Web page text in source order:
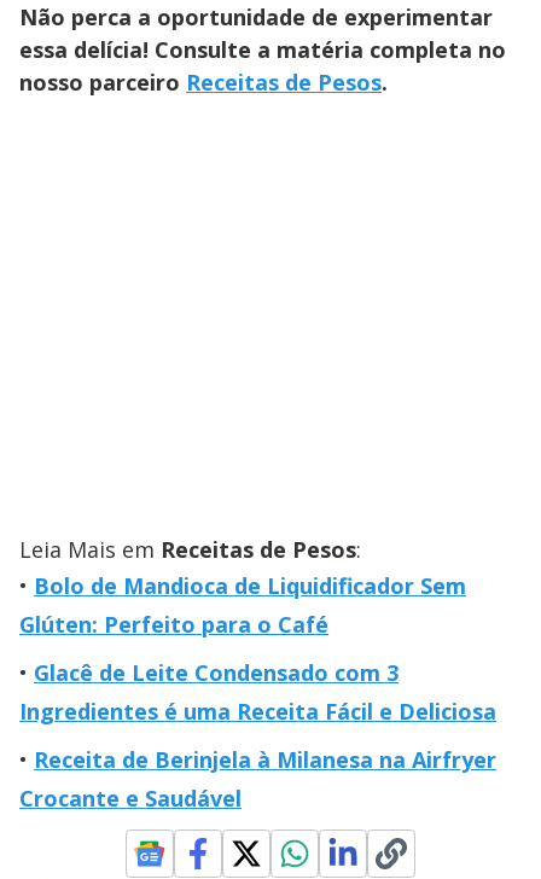
Não perca a oportunidade de experimentar
essa delícia! Consulte a matéria completa no
nosso parceiro Receitas de Pesos.
Leia Mais em Receitas de Pesos:
Bolo de Mandioca de Liquidificador Sem
Glúten: Perfeito para o Café
Glacê de Leite Condensado com 3
Ingredientes é uma Receita Fácil e Deliciosa
Receita de Berinjela à Milanesa na Airfryer
Crocante e Saudável